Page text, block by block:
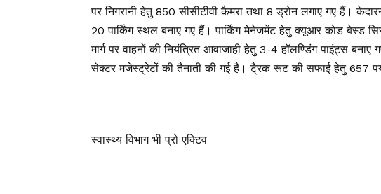
पर निगरानी हेतु 850 सीसीटीवी कैमरा तथा 8 ड्रोन लगाए गए हैं।
20 पार्किंग स्थल बनाए गए हैं। पार्किंग मेनेजमेंट हेतु क्यूआर कोड बेस्ड
मार्ग पर वाहनों की नियंत्रित आवाजाही हेतु 3-4 हॉलण्डिंग पाइंट्स
सेक्टर मजेस्ट्रेटों की तैनाती की गई है। टै्रक रूट की सफाई हेतु 657
स्वास्थ्य विभाग भी प्रो एक्टिव